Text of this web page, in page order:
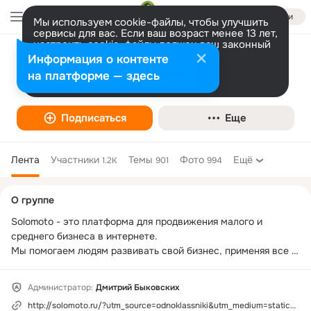
Войти
Мы используем cookie-файлы, чтобы улучшить
сервисы для вас. Если ваш возраст менее 13 лет,
настроить cookie-файлы должен ваш законный
представитель. Больше информации
Разрешить все Настроить
Solomoto
Подписаться Еще
Лента Участники 1.2K Темы 901 Фото 994 Ещё
колонка
О группе
Solomoto - это платформа для продвижения малого и
среднего бизнеса в интернете.
Мы помогаем людям развивать свой бизнес, применяя все
эффективно.
Администратор: Дмитрий Быковских
http://solomoto.ru/?utm_source=odnoklassniki&utm_medium=static&utm_campaign=about
Информация о контенте
на платформе — здесь